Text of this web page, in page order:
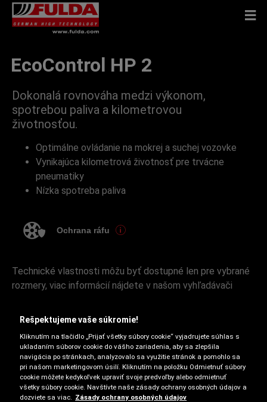
EcoControl HP 2
Dokonalá rovnováha medzi výkonom,
spotrebou paliva a kilometrovou
životnosťou.
Optimálne ovládanie na mokrej a suchej vozovke
Vynikajúca kilometrová životnosť pre trvácne
pneumatiky
Nízka spotreba paliva
Ochrana ráfu
Technické vlastnosti môžu byť dostupné len pre vybrané
rozmery, viac informácií nájdete v našom vyhľadávači
Rešpektujeme vaše súkromie!
Kliknutím na tlačidlo „Prijať všetky súbory cookie“ vyjadrujete súhlas s
ukladaním súborov cookie do vášho zariadenia, aby sa zlepšila
navigácia po stránkach, analyzovalo sa využitie stránok a pomohlo sa
pri našom marketingovom úsilí. Kliknutím na položku Odmietnuť súbory
cookie môžete kedykoľvek upraviť svoje predvoľby alebo odmietnuť
všetky súbory cookie. Navštívte naše zásady ochrany osobných údajov a
dozviete sa viac.
Zásady ochrany osobných údajov